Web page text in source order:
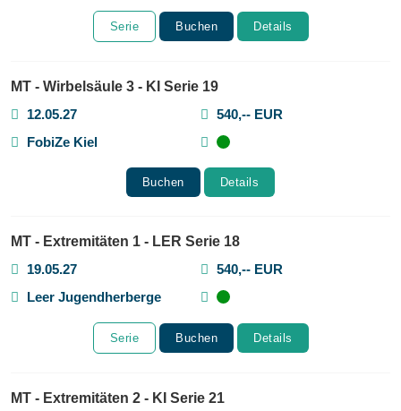
Serie Buchen Details
MT - Wirbelsäule 3 - KI Serie 19
12.05.27
540,-- EUR
FobiZe Kiel
Buchen Details
MT - Extremitäten 1 - LER Serie 18
19.05.27
540,-- EUR
Leer Jugendherberge
Serie Buchen Details
MT - Extremitäten 2 - KI Serie 21